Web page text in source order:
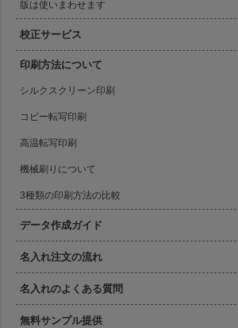
版は使いまわせます
校正サービス
印刷方法について
シルクスクリーン印刷
コピー転写印刷
高温転写印刷
機械刷りについて
3種類の印刷方法の比較
データ作成ガイド
名入れ注文の流れ
名入れのよくある質問
無料サンプル提供